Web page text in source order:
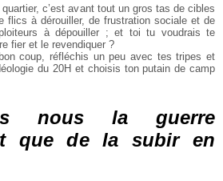
c’est avant tout un gros tas de cibles
flics à dérouiller, de frustration sociale et de
à dépouiller ; et toi tu voudrais te
fier et le revendiquer ?
coup, réfléchis un peu avec tes tripes et
du 20H et choisis ton putain de camp
nous la guerre
que de la subir en